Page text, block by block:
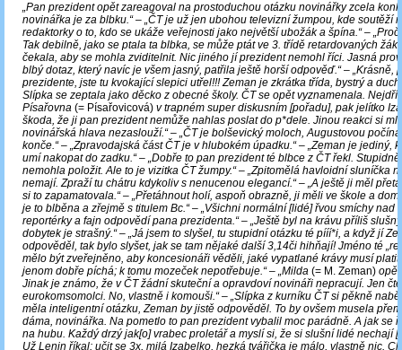
„Pan prezident opět zareagoval na prostoduchou otázku novinářky zcela
novinářka je za blbku.“ – „ČT je už jen ubohou televizní žumpou, kde soutěží
redaktorky o to, kdo se ukáže veřejnosti jako největší ubožák a špína.“ –
Tak debilně, jako se ptala ta blbka, se může ptát ve 3. třídě retardovaných
čekala, aby se mohla zviditelnit. Nic jiného jí prezident nemohl říci. Jasná
blbý dotaz, který navíc je všem jasný, patřila ještě horší odpověď.“ – „Krásně,
prezidente, jste tu kvokající slepici utřel!!! Zeman je zkrátka třída, bystrý a
Slípka se zeptala jako děcko z obecné školy. ČT se opět vyznamenala.
Písařovna (= Písařovicová) v trapném super diskusním [pořadu], pak jelítko
škoda, že ji pan prezident nemůže nahlas poslat do p*dele. Jinou reakci si
novinářská hlava nezaslouží.“ – „ČT je bolševický moloch, Augustovou
konče.“ – „Zpravodajská část ČT je v hlubokém úpadku.“ – „Zeman je jediný,
umí nakopat do zadku.“ – „Dobře to pan prezident té blbce z ČT řekl.
nemohla položit. Ale to je vizitka ČT žumpy.“ – „Zpitomělá havloidní sluníčka
nemají. Zpraží tu chátru kdykoliv s nenucenou elegancí.“ – „A ještě ji měl
si to zapamatovala.“ – „Přetáhnout holí, aspoň obrazně, ji měli ve škole a
je to blběna a zřejmě s titulem Bc.“ – „Všichni normální [lidé] řvou smíchy nad
reportérky a fajn odpovědí pana prezidenta.“ – „Ještě byl na krávu příliš
dobytek je strašný.“ – „Já jsem to slyšel, tu stupidní otázku té pííí*i, a když jí
odpověděl, tak bylo slyšet, jak se tam nějaké další 3,14či hihňají! Jméno té
mělo být zveřejněno, aby koncesionáři věděli, jaké vypatlané krávy musí
jenom dobře píchá; k tomu mozeček nepotřebuje.“ – „Milda (= M. Zeman)
Jinak je známo, že v ČT žádní skuteční a opravdoví novináři nepracují. Jen
eurokomsomolci. No, vlastně i komouši.“ – „Slípka z kurníku ČT si pěkně
měla inteligentní otázku, Zeman by jistě odpověděl. To by ovšem musela
dáma, novinářka. Na pometlo to pan prezident vybalil moc parádně. A jak se
na hubu. Každý drzý jak[o] vrabec proletář a myslí si, že si slušní lidé nechají
Už Lenin říkal: učit se 3x, milá Izabelko, hezká tvářička je málo, vlastně nic.